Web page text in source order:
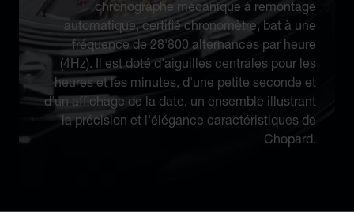
chronographe mécanique à remontage
automatique, certifié chronomètre, bat à une
fréquence de 28'800 alternances par heure
(4Hz). Il est doté d'aiguilles centrales pour les
heures et les minutes, d'une petite seconde et
d'un affichage de la date, un ensemble illustrant
la précision et l'élégance caractéristiques de
Chopard.